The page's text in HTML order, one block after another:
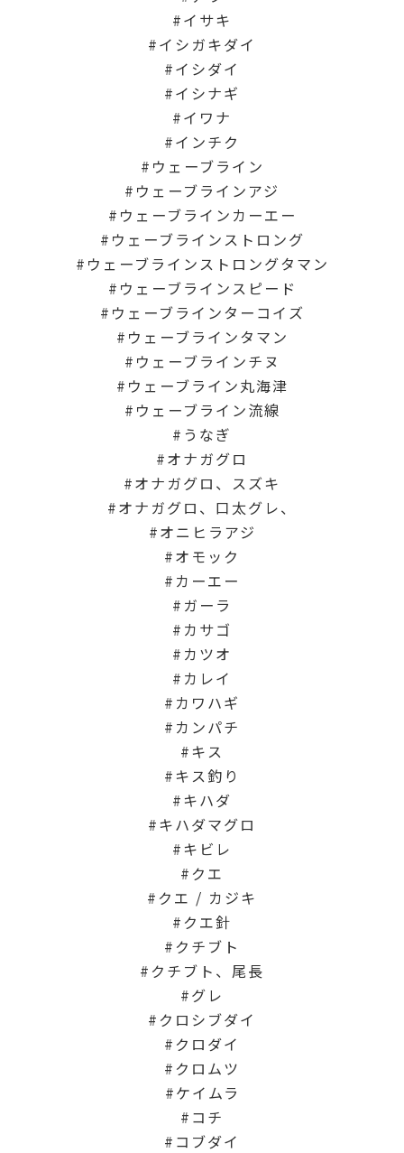
イサキ
イシガキダイ
イシダイ
イシナギ
イワナ
インチク
ウェーブライン
ウェーブラインアジ
ウェーブラインカーエー
ウェーブラインストロング
ウェーブラインストロングタマン
ウェーブラインスピード
ウェーブラインターコイズ
ウェーブラインタマン
ウェーブラインチヌ
ウェーブライン丸海津
ウェーブライン流線
うなぎ
オナガグロ
オナガグロ、スズキ
オナガグロ、口太グレ、
オニヒラアジ
オモック
カーエー
ガーラ
カサゴ
カツオ
カレイ
カワハギ
カンパチ
キス
キス釣り
キハダ
キハダマグロ
キビレ
クエ
クエ / カジキ
クエ針
クチブト
クチブト、尾長
グレ
クロシブダイ
クロダイ
クロムツ
ケイムラ
コチ
コブダイ